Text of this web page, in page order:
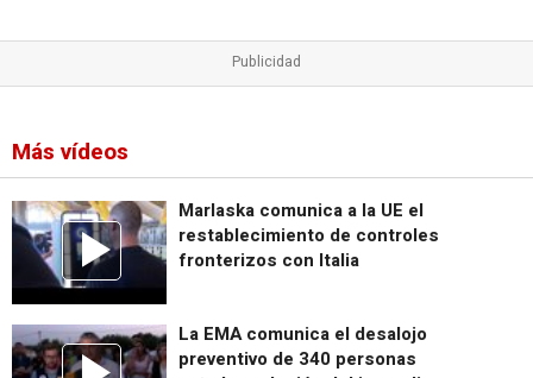
Más vídeos
Marlaska comunica a la UE el
restablecimiento de controles
fronterizos con Italia
La EMA comunica el desalojo
preventivo de 340 personas